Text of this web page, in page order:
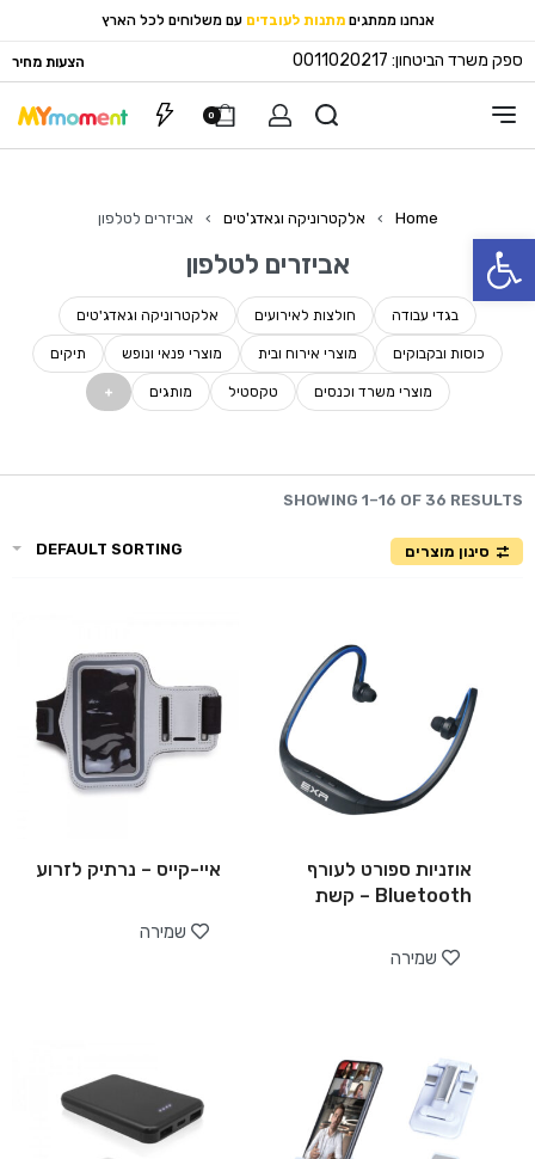
פתח סרגל נגישות
אנחנו ממתגים מתנות לעובדים עם משלוחים לכל הארץ
ספק משרד הביטחון: 0011020217 הצעות מחיר
0
Home
› אלקטרוניקה וגאדג'טים › אביזרים לטלפון
אביזרים לטלפון
בגדי עבודה חולצות לאירועים אלקטרוניקה וגאדג'טים
כוסות ובקבוקים מוצרי אירוח ובית מוצרי פנאי ונופש תיקים
מוצרי משרד וכנסים טקסטיל מותגים
SHOWING 1–16 OF 36 RESULTS
סינון מוצרים DEFAULT SORTING
אוזניות ספורט לעורף
Bluetooth – קשת
שמירה
איי-קייס – נרתיק לזרוע
שמירה